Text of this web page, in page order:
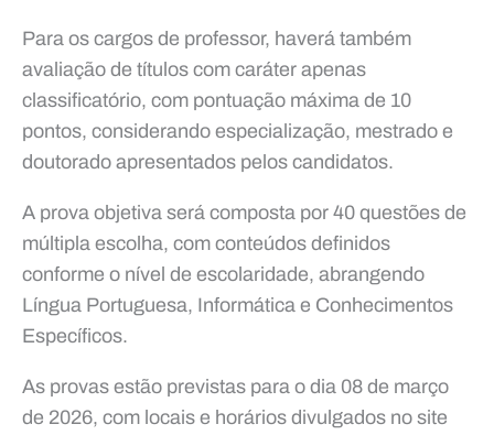
Para os cargos de professor, haverá também
avaliação de títulos com caráter apenas
classificatório, com pontuação máxima de 10
pontos, considerando especialização, mestrado e
doutorado apresentados pelos candidatos.
A prova objetiva será composta por 40 questões de
múltipla escolha, com conteúdos definidos
conforme o nível de escolaridade, abrangendo
Língua Portuguesa, Informática e Conhecimentos
Específicos.
As provas estão previstas para o dia 08 de março
de 2026, com locais e horários divulgados no site